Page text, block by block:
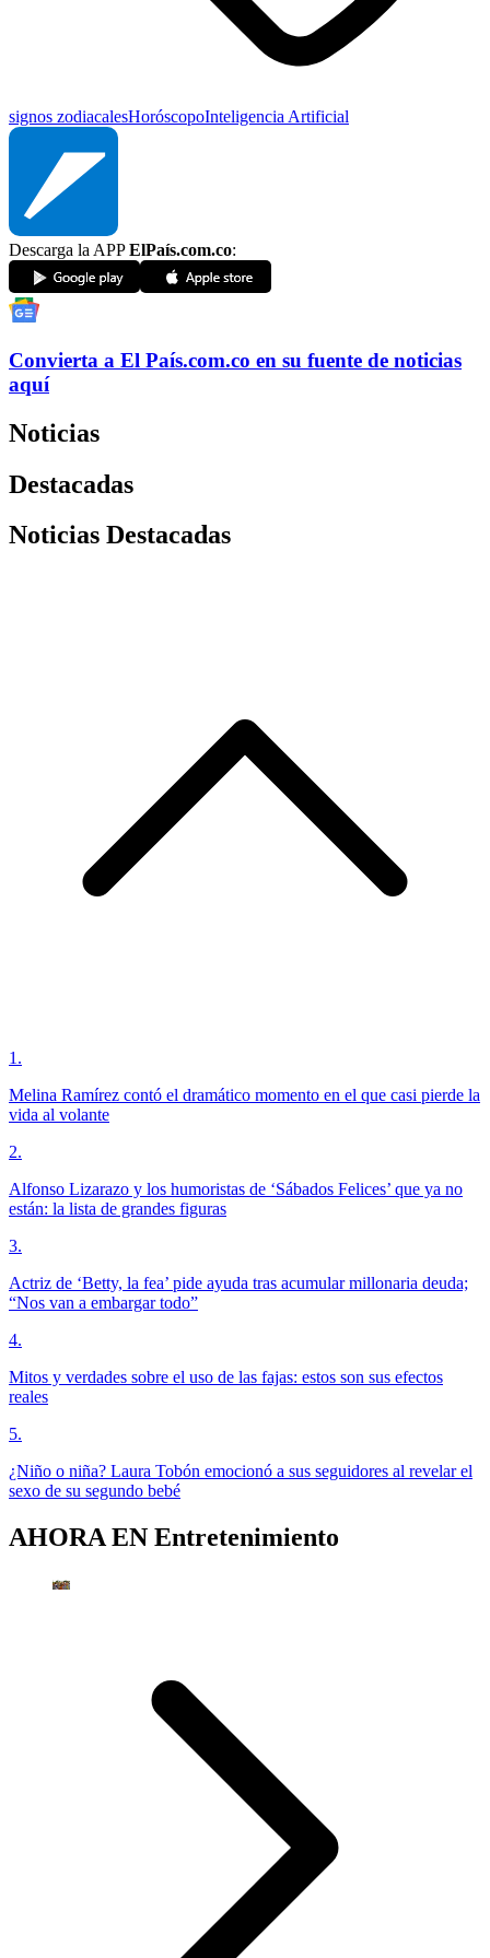
signos zodiacalesHoróscopoInteligencia Artificial
Descarga la APPElPaís.com.co:
Convierta a El País.com.co en su fuente de noticias
aquí
Noticias
Destacadas
Noticias Destacadas
1 .
Melina Ramírez contó el dramático momento en el que casi pierde la
vida al volante
2.
Alfonso Lizarazo y los humoristas de ‘Sábados Felices’ que ya no
están: la lista de grandes figuras
3.
Actriz de ‘Betty, la fea’ pide ayuda tras acumular millonaria deuda;
“Nos van a embargar todo”
4.
Mitos y verdades sobre el uso de las fajas: estos son sus efectos
reales
5.
¿Niño o niña? Laura Tobón emocionó a sus seguidores al revelar el
sexo de su segundo bebé
AHORA EN Entretenimiento